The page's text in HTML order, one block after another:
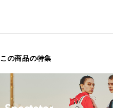
この商品の特集